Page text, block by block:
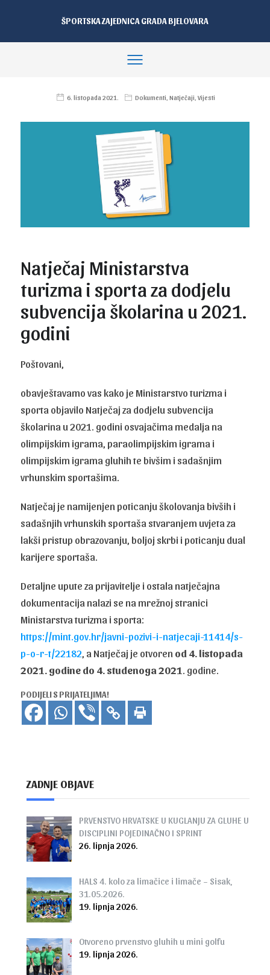
ŠPORTSKA ZAJEDNICA GRADA BJELOVARA
6. listopada 2021. Dokumenti ,Natječaji ,Vijesti
Natječaj Ministarstva
turizma i sporta za dodjelu
subvencija školarina u 2021.
godini
Poštovani,
obavještavamo vas kako je Ministarstvo turizma i
sporta objavilo Natječaj za dodjelu subvencija
školarina u 2021. godini osvajačima medalja na
olimpijskim igrama, paraolimpijskim igrama i
olimpijskim igrama gluhih te bivšim i sadašnjim
vrhunskim sportašima.
Natječaj je namijenjen poticanju školovanja bivših i
sadašnjih vrhunskih sportaša stvaranjem uvjeta za
lakši pristup obrazovanju, boljoj skrbi i poticanju dual
karijere sportaša.
Detaljne upute za prijavitelje i ostala natječajna
dokumentacija nalazi se na mrežnoj stranici
Ministarstva turizma i sporta:
https://mint.gov.hr/javni-pozivi-i-natjecaji-11414/s-
p-o-r-t/22182 , a Natječaj je otvoren od 4. listopada
2021. godine do 4. studenoga 2021 . godine.
PODIJELI S PRIJATELJIMA!
ZADNJE OBJAVE
PRVENSTVO HRVATSKE U KUGLANJU ZA GLUHE U
DISCIPLINI POJEDINAČNO I SPRINT
26. lipnja 2026.
HALS 4. kolo za limačice i limače – Sisak,
31.05.2026.
19. lipnja 2026.
Otvoreno prvenstvo gluhih u mini golfu
19. lipnja 2026.